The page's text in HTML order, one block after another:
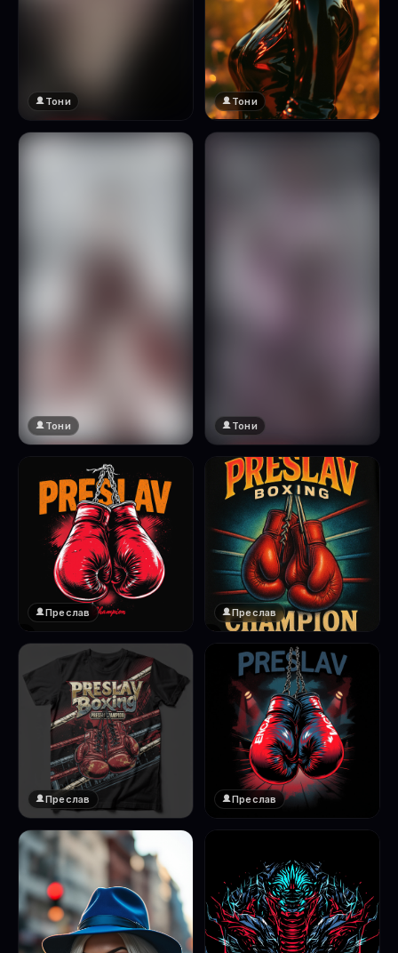
🔞 18+
Тони Тони
Натисни за преглед
Тони
🔞 18+
Натисни за преглед
Тони
❤️
1
Преслав
❤️
Преслав
Преслав Преслав